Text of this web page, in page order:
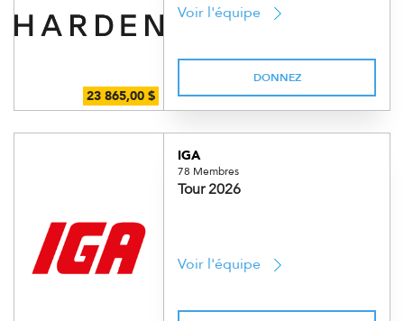
Voir l'équipe
DONNEZ
IGA
78 Membres
Tour 2026
Voir l'équipe